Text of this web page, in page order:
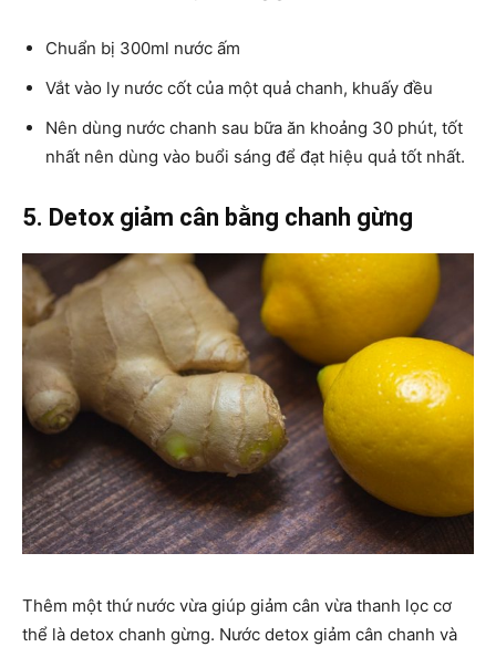
Chuẩn bị 300ml nước ấm
Vắt vào ly nước cốt của một quả chanh, khuấy đều
Nên dùng nước chanh sau bữa ăn khoảng 30 phút, tốt
nhất nên dùng vào buổi sáng để đạt hiệu quả tốt nhất.
5. Detox giảm cân bằng chanh gừng
Thêm một thứ nước vừa giúp giảm cân vừa thanh lọc cơ
thể là detox chanh gừng. Nước detox giảm cân chanh và